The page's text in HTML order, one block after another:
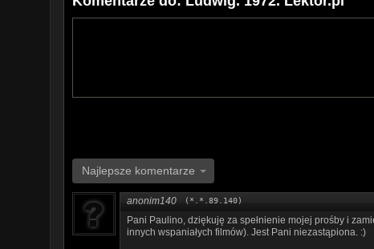
Najlepsze komentarze
anonim140 (*.*.89.140)
Pani Paulino, dziękuję za spełnienie mojej prośby i
innych wspaniałych filmów). Jest Pani niezastąpiona. :)